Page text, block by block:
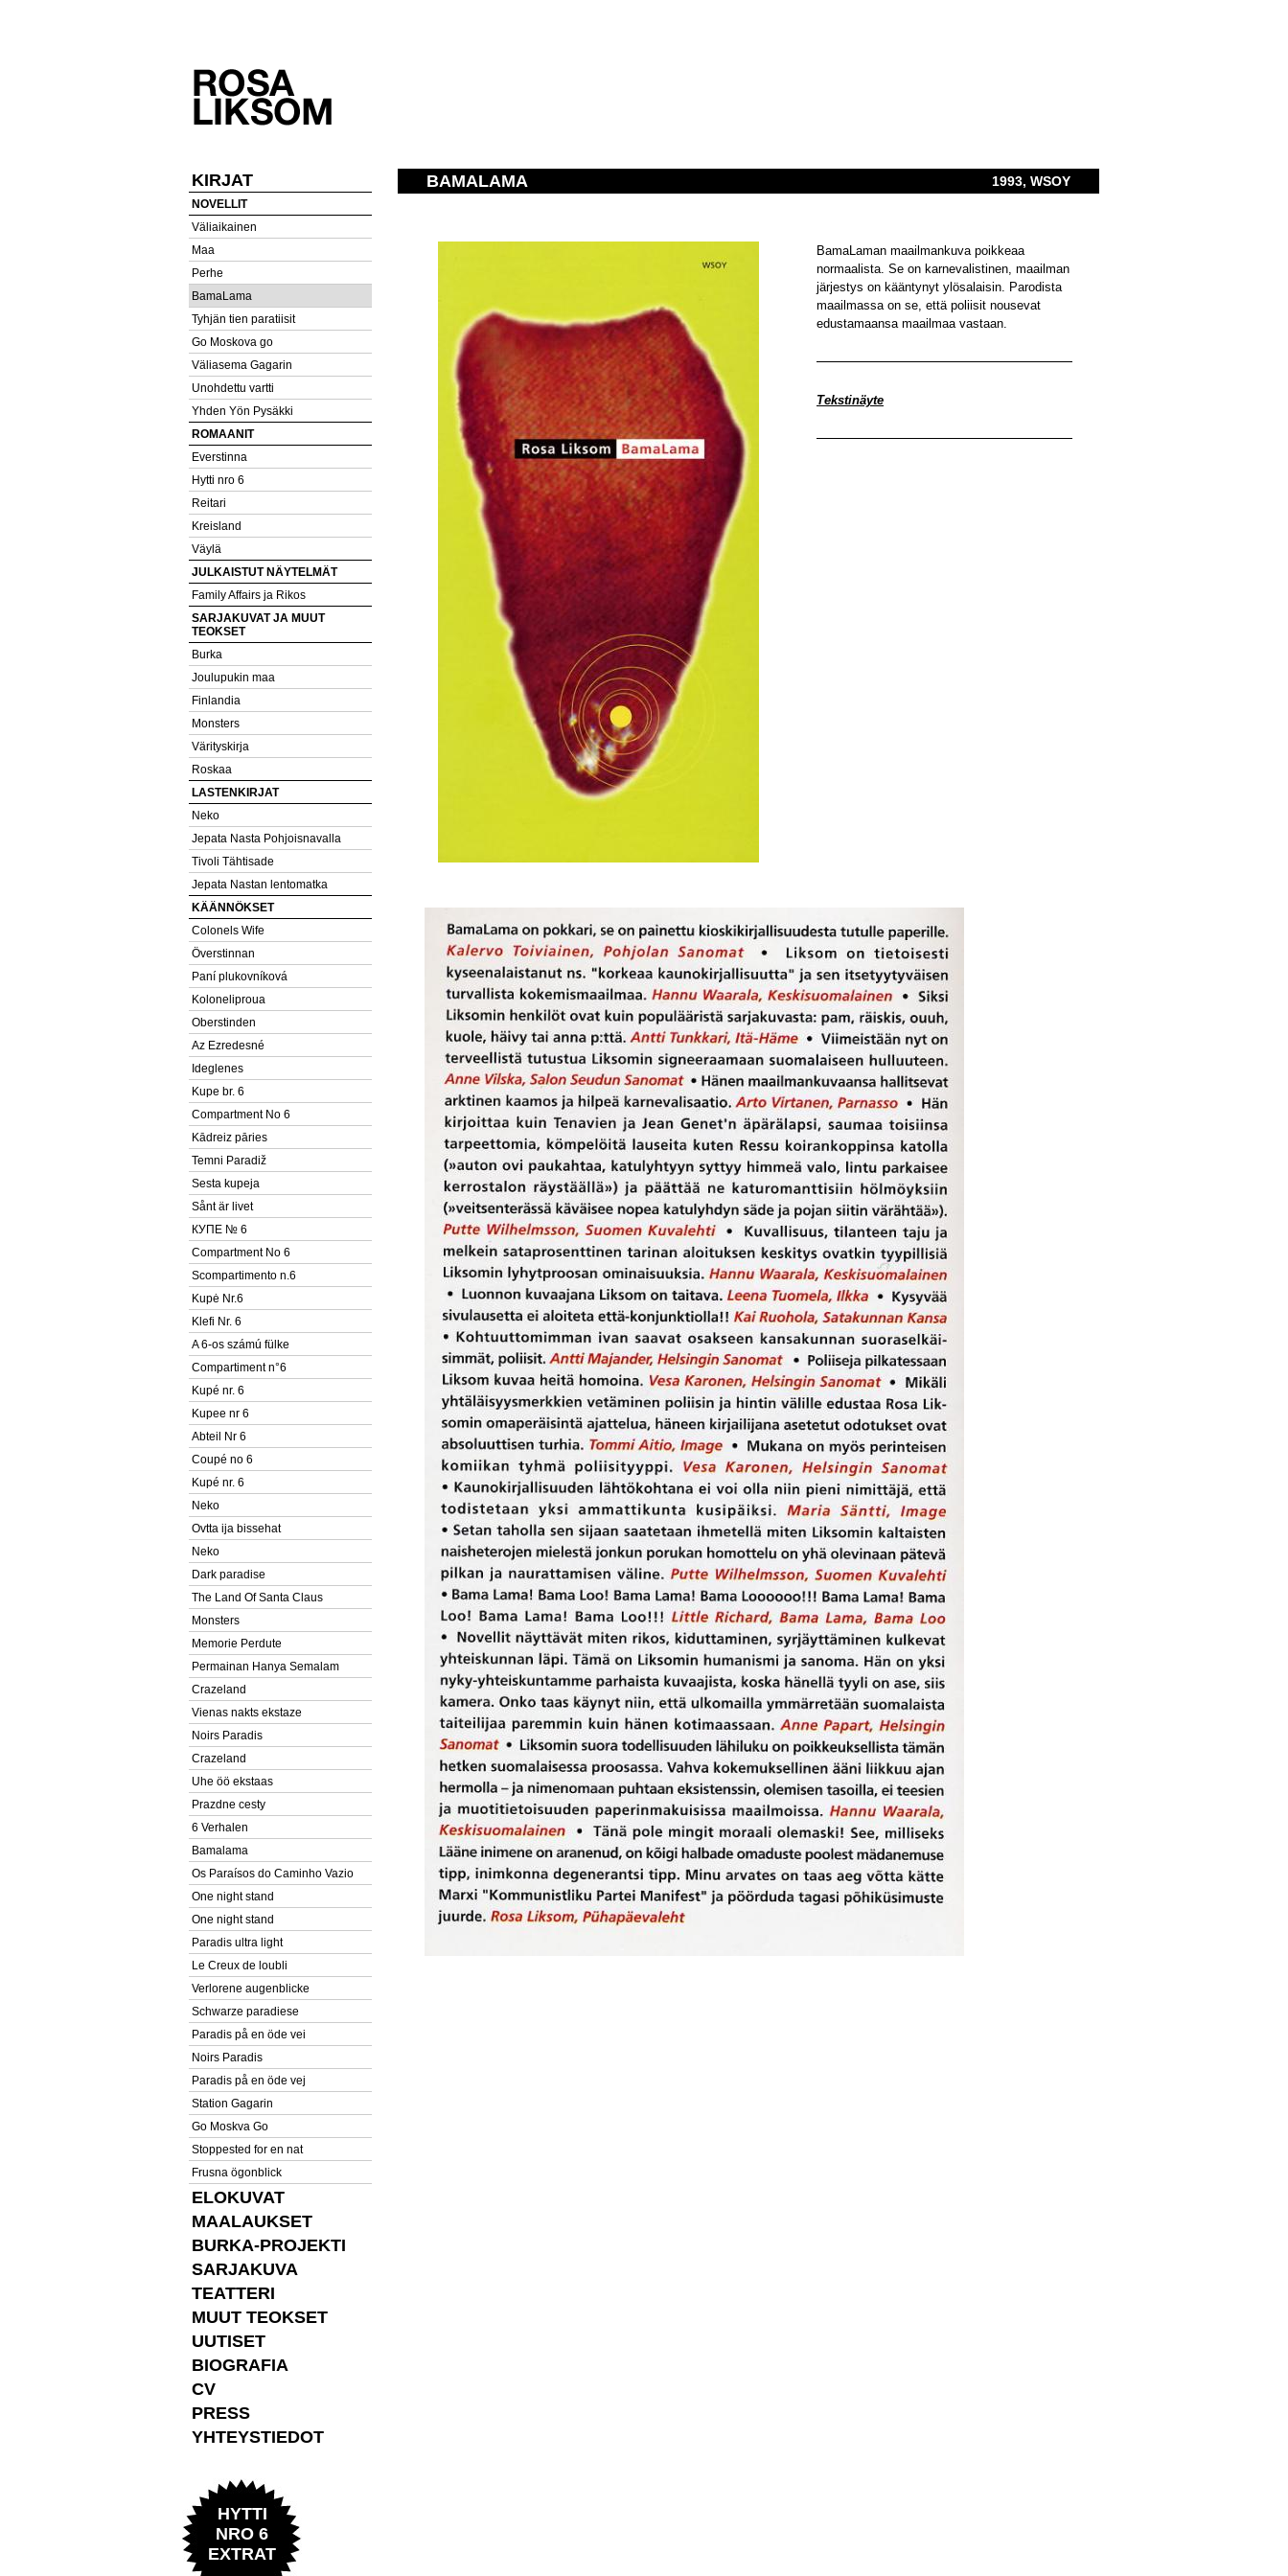
KIRJAT
NOVELLIT
Väliaikainen
Maa
Perhe
BamaLama
Tyhjän tien paratiisit
Go Moskova go
Väliasema Gagarin
Unohdettu vartti
Yhden Yön Pysäkki
ROMAANIT
Everstinna
Hytti nro 6
Reitari
Kreisland
Väylä
JULKAISTUT NÄYTELMÄT
Family Affairs ja Rikos
SARJAKUVAT JA MUUT
TEOKSET
Burka
Joulupukin maa
Finlandia
Monsters
Värityskirja
Roskaa
LASTENKIRJAT
Neko
Jepata Nasta Pohjoisnavalla
Tivoli Tähtisade
Jepata Nastan lentomatka
KÄÄNNÖKSET
Colonels Wife
Överstinnan
Paní plukovníková
Koloneliproua
Oberstinden
Az Ezredesné
Ideglenes
Kupe br. 6
Compartment No 6
Kādreiz pāries
Temni Paradiž
Sesta kupeja
Sånt är livet
КУПЕ № 6
Compartment No 6
Scompartimento n.6
Kupė Nr.6
Klefi Nr. 6
A 6-os számú fülke
Compartiment n°6
Kupé nr. 6
Kupee nr 6
Abteil Nr 6
Coupé no 6
Kupé nr. 6
Neko
Ovtta ija bissehat
Neko
Dark paradise
The Land Of Santa Claus
Monsters
Memorie Perdute
Permainan Hanya Semalam
Crazeland
Vienas nakts ekstaze
Noirs Paradis
Crazeland
Uhe öö ekstaas
Prazdne cesty
6 Verhalen
Bamalama
Os Paraísos do Caminho Vazio
One night stand
One night stand
Paradis ultra light
Le Creux de loubli
Verlorene augenblicke
Schwarze paradiese
Paradis på en öde vei
Noirs Paradis
Paradis på en öde vej
Station Gagarin
Go Moskva Go
Stoppested for en nat
Frusna ögonblick
ELOKUVAT
MAALAUKSET
BURKA-PROJEKTI
SARJAKUVA
TEATTERI
MUUT TEOKSET
UUTISET
BIOGRAFIA
CV
PRESS
YHTEYSTIEDOT
HYTTI
NRO 6
EXTRAT
BAMALAMA 1993, WSOY
BamaLaman maailmankuva poikkeaa
normaalista. Se on karnevalistinen, maailman
järjestys on kääntynyt ylösalaisin. Parodista
maailmassa on se, että poliisit nousevat
edustamaansa maailmaa vastaan.
Tekstinäyte